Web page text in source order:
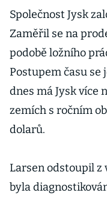
Společnost Jysk
Zaměřil se na
podobě ložního
Postupem času se
dnes má Jysk více
zemích s ročním
dolarů.
Larsen odstoupil z
byla